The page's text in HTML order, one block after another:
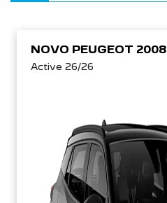
NOVO PEUGEOT 2008
Active 26/26